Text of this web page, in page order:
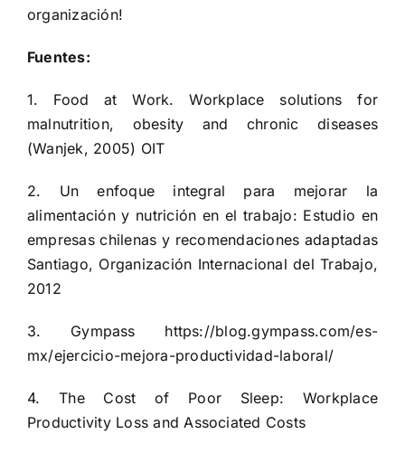
organización!
Fuentes:
1. Food at Work. Workplace solutions for
malnutrition, obesity and chronic diseases
(Wanjek, 2005) OIT
2. Un enfoque integral para mejorar la
alimentación y nutrición en el trabajo: Estudio en
empresas chilenas y recomendaciones adaptadas
Santiago, Organización Internacional del Trabajo,
2012
3. Gympass https://blog.gympass.com/es-
mx/ejercicio-mejora-productividad-laboral/
4. The Cost of Poor Sleep: Workplace
Productivity Loss and Associated Costs